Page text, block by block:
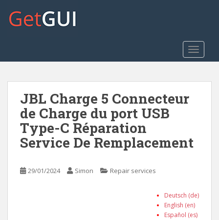
o
JBL Charge 5 Connecteur
de Charge du port USB
Type-C Réparation
Service De Remplacement
29/01/2024 Simon Repair services
Deutsch (de)
English (en)
Español (es)